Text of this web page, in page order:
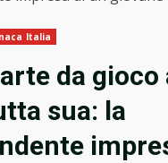
Italia
da gioco
sua: la